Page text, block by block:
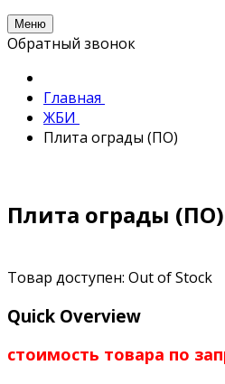
Меню
Обратный звонок
Главная
ЖБИ
Плита ограды (ПО)
Плита ограды (ПО)
Товар доступен: Out of Stock
Quick Overview
стоимость товара по